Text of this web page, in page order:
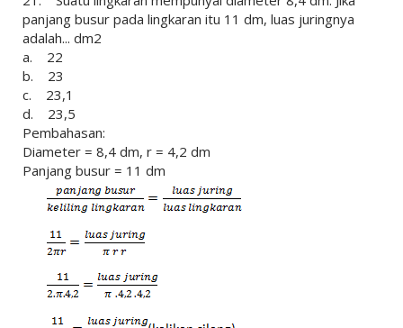
panjang busur pada lingkaran itu 11 dm, luas juringnya
adalah... dm2
a. 22
b. 23
c. 23,1
d. 23,5
Pembahasan:
Diameter = 8,4 dm, r = 4,2 dm
Panjang busur = 11 dm